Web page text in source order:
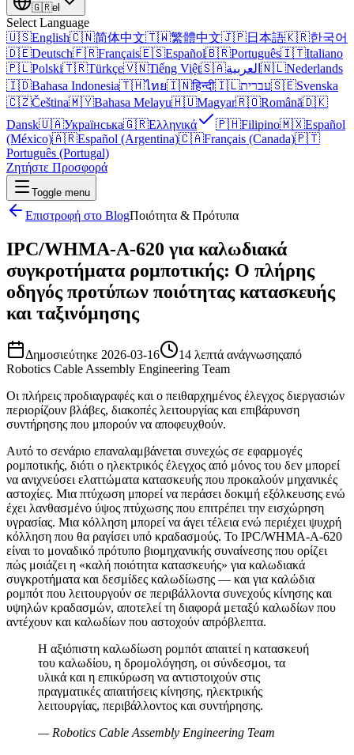
🇬🇷el
Select Language
🇺🇸English🇨🇳简体中文🇹🇼繁體中文🇯🇵日本語🇰🇷한국어
🇩🇪Deutsch🇫🇷Français🇪🇸Español🇧🇷Português🇮🇹Italiano
🇵🇱Polski🇹🇷Türkçe🇻🇳Tiếng Việt🇸🇦العربية 🇳🇱Nederlands
🇮🇩Bahasa Indonesia🇹🇭ไทย🇮🇳हिन्दी🇮🇱עברית🇸🇪Svenska
🇨🇿Čeština🇲🇾Bahasa Melayu🇭🇺Magyar🇷🇴Română🇩🇰
Dansk🇺🇦Українська🇬🇷Ελληνικά 🇵🇭Filipino🇲🇽Español
(México)🇦🇷Español (Argentina)🇨🇦Français (Canada)🇵🇹
Português (Portugal)
Ζητήστε Προσφορά
Toggle menu
Επιστροφή στο BlogΠοιότητα & Πρότυπα
IPC/WHMA-A-620 για καλωδιακά
συγκροτήματα ρομποτικής: Ο πλήρης
οδηγός προτύπων ποιότητας κατασκευής
και ταξινόμησης
Δημοσιεύτηκε 2026-03-16 14 λεπτά ανάγνωσηςαπό
Robotics Cable Assembly Engineering Team
Οι πλήρεις προδιαγραφές και ο πειθαρχημένος έλεγχος διεργασιών
περιορίζουν βλάβες, διακοπές λειτουργίας και επιβάρυνση
συντήρησης που μπορούν να αποφευχθούν.
Αυτό το σενάριο επαναλαμβάνεται συνεχώς σε εφαρμογές
ρομποτικής, διότι ο ηλεκτρικός έλεγχος από μόνος του δεν μπορεί
να ανιχνεύσει ελαττώματα κατασκευής που προκαλούν μηχανικές
αστοχίες. Μια πτύχωση μπορεί να περάσει δοκιμή εξόλκευσης ενώ
έχει λανθασμένο ύψος πτύχωσης που επιτρέπει την εισχώρηση
υγρασίας. Μια κόλληση μπορεί να άγει τέλεια ενώ περιέχει ψυχρή
κόλληση που θα ραγίσει υπό κραδασμούς. Το IPC/WHMA-A-620
είναι το μοναδικό πρότυπο βιομηχανικής συναίνεσης που ορίζει
πώς μοιάζει η «καλή ποιότητα κατασκευής» για καλωδιακά
συγκροτήματα και δεσμίδες καλωδίωσης — και για καλώδια
ρομπότ που λειτουργούν σε περιβάλλοντα συνεχούς κίνησης και
υψηλών κραδασμών, αποτελεί τη διαφορά μεταξύ καλωδίων που
αντέχουν και καλωδίων που αστοχούν απρόβλεπτα.
Η αξιόπιστη καλωδίωση ρομπότ απαιτεί η κατασκευή
του καλωδίου, η δρομολόγηση, οι σύνδεσμοι, τα
υλικά και η επικύρωση να αντιστοιχούν στις
πραγματικές απαιτήσεις κίνησης, ηλεκτρικής
λειτουργίας, περιβάλλοντος και συντήρησης.
— Robotics Cable Assembly Engineering Team